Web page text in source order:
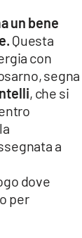
un bene
Questa
con
segna
, che si
a
dove
per